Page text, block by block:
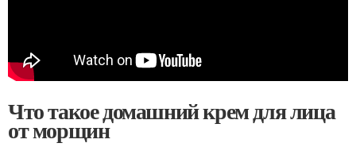
Что такое домашний крем для лица
от морщин